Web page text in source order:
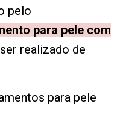
pelo
para pele com
realizado de
para pele